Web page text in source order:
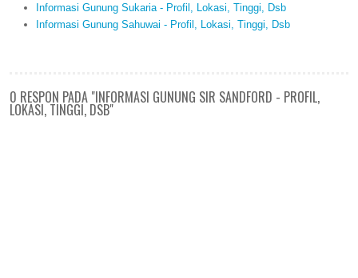
Informasi Gunung Sukaria - Profil, Lokasi, Tinggi, Dsb
Informasi Gunung Sahuwai - Profil, Lokasi, Tinggi, Dsb
0 RESPON PADA "INFORMASI GUNUNG SIR SANDFORD - PROFIL,
LOKASI, TINGGI, DSB"